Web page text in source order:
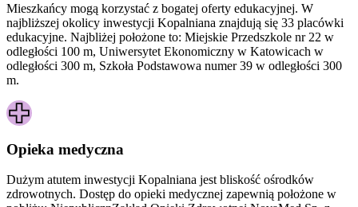
Mieszkańcy mogą korzystać z bogatej oferty edukacyjnej. W
najbliższej okolicy inwestycji Kopalniana znajdują się 33 placówki
edukacyjne. Najbliżej położone to: Miejskie Przedszkole nr 22 w
odległości 100 m, Uniwersytet Ekonomiczny w Katowicach w
odległości 300 m, Szkoła Podstawowa numer 39 w odległości 300
m.
Opieka medyczna
Dużym atutem inwestycji Kopalniana jest bliskość ośrodków
zdrowotnych. Dostęp do opieki medycznej zapewnią położone w